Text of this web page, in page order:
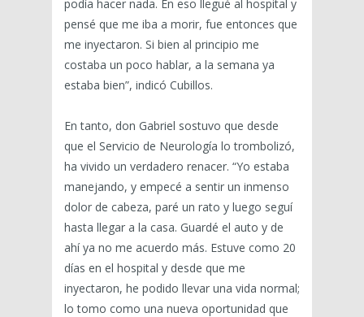
podía hacer nada. En eso llegué al hospital y
pensé que me iba a morir, fue entonces que
me inyectaron. Si bien al principio me
costaba un poco hablar, a la semana ya
estaba bien”, indicó Cubillos.
En tanto, don Gabriel sostuvo que desde
que el Servicio de Neurología lo trombolizó,
ha vivido un verdadero renacer. “Yo estaba
manejando, y empecé a sentir un inmenso
dolor de cabeza, paré un rato y luego seguí
hasta llegar a la casa. Guardé el auto y de
ahí ya no me acuerdo más. Estuve como 20
días en el hospital y desde que me
inyectaron, he podido llevar una vida normal;
lo tomo como una nueva oportunidad que